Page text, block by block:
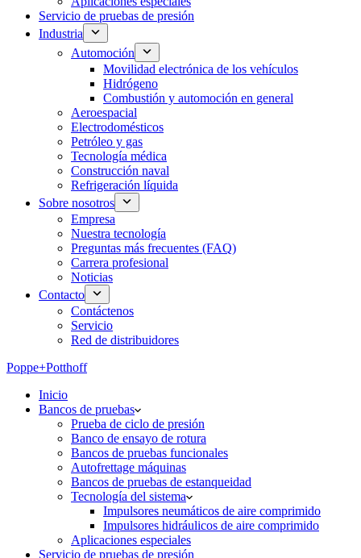
Servicio de pruebas de presión
Industria
Automoción
Movilidad electrónica de los vehículos
Hidrógeno
Combustión y automoción en general
Aeroespacial
Electrodomésticos
Petróleo y gas
Tecnología médica
Construcción naval
Refrigeración líquida
Sobre nosotros
Empresa
Nuestra tecnología
Preguntas más frecuentes (FAQ)
Carrera profesional
Noticias
Contacto
Contáctenos
Servicio
Red de distribuidores
Poppe+Potthoff
Inicio
Bancos de pruebas
Prueba de ciclo de presión
Banco de ensayo de rotura
Bancos de pruebas funcionales
Autofrettage máquinas
Bancos de pruebas de estanqueidad
Tecnología del sistema
Impulsores neumáticos de aire comprimido
Impulsores hidráulicos de aire comprimido
Aplicaciones especiales
Servicio de pruebas de presión